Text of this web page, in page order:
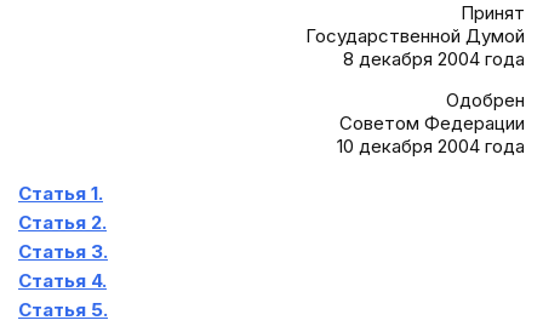
Принят
Государственной Думой
8 декабря 2004 года
Одобрен
Советом Федерации
10 декабря 2004 года
Статья 1.
Статья 2.
Статья 3.
Статья 4.
Статья 5.